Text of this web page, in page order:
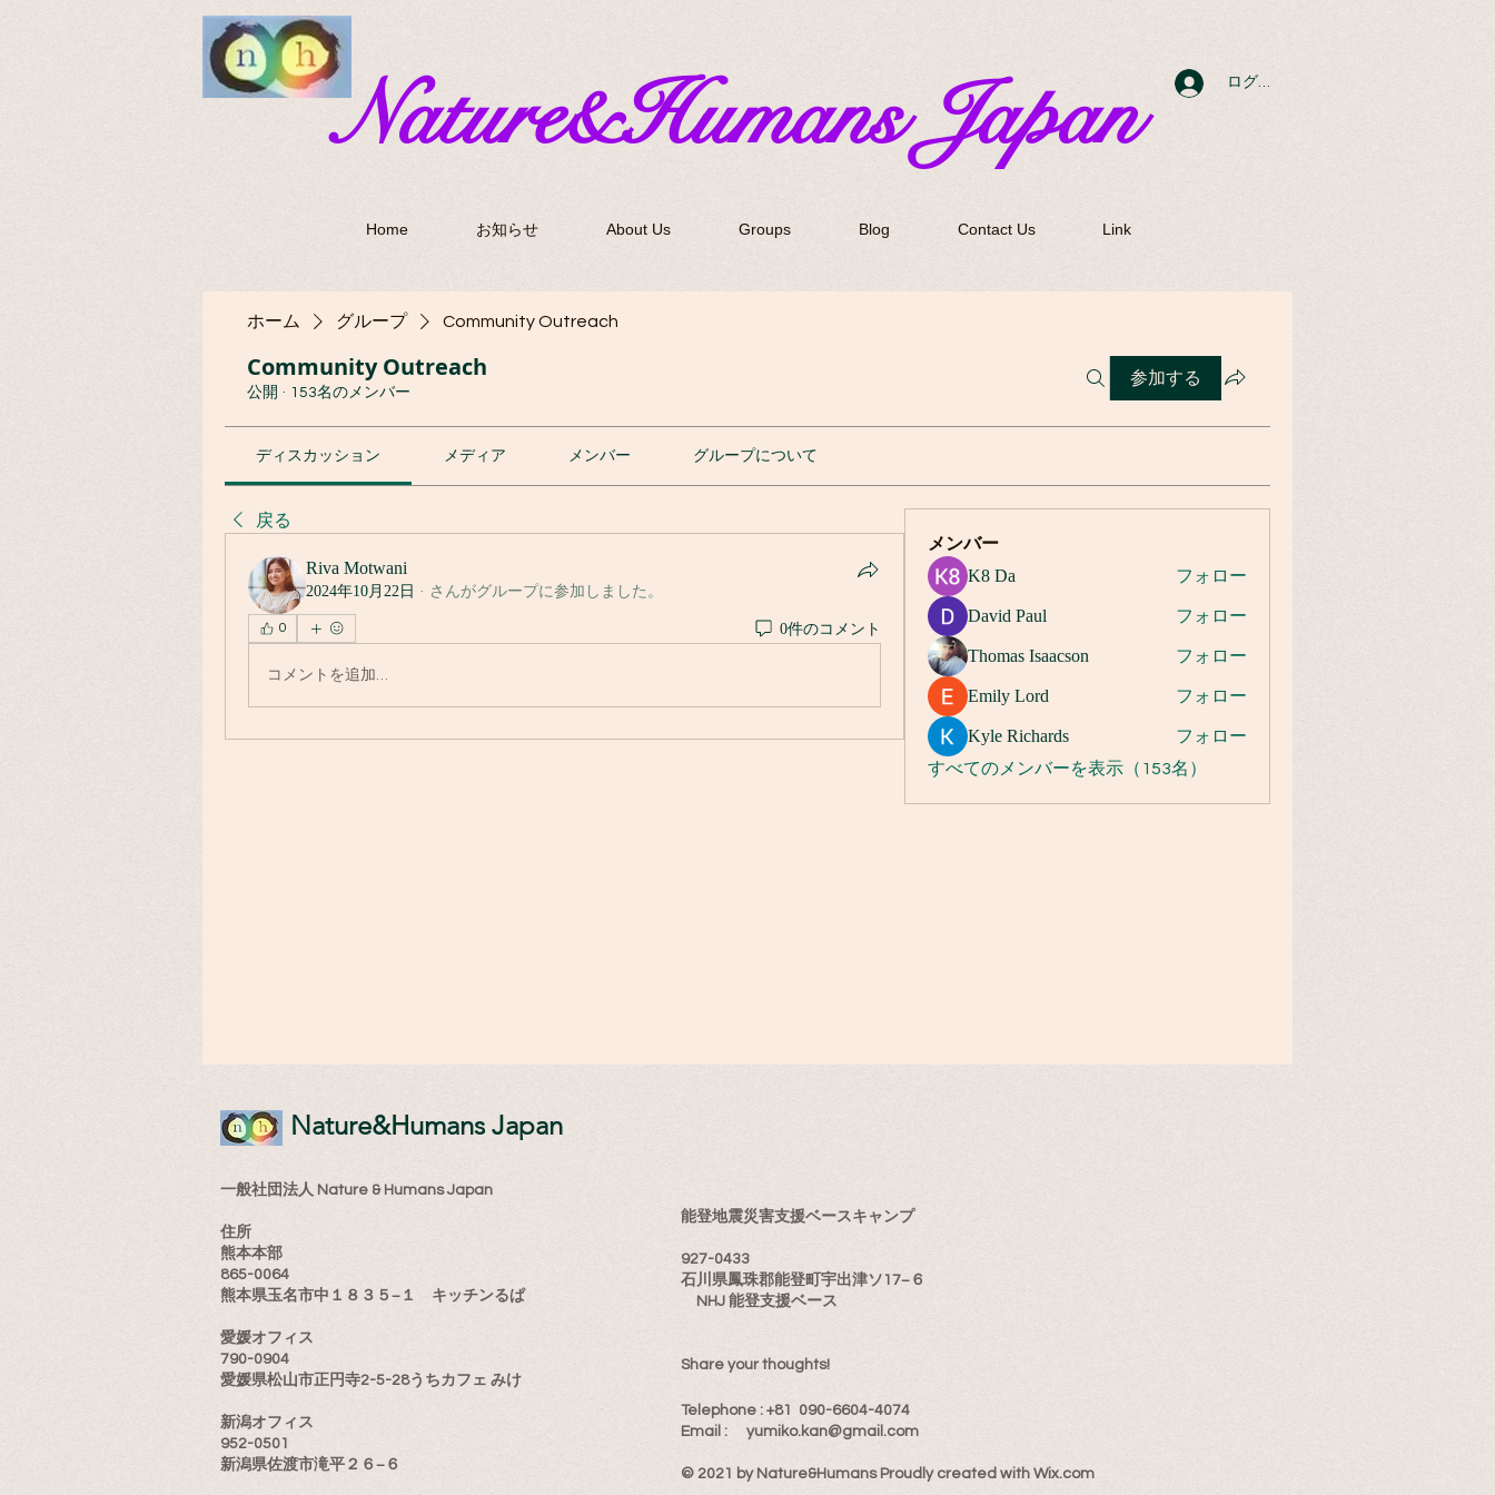
​Nature&Humans Japan ログイン
Home お知らせ About Us Groups Blog Contact Us Link
ホーム グループ Community Outreach
Community Outreach
公開 · 153名のメンバー
参加する
ディスカッション メディア メンバー グループについて
戻る
Riva Motwani
2024年10月22日 · さんがグループに参加しました。
0 0件のコメント
コメントを追加…
メンバー
K8 Da フォロー
David Paul フォロー
Thomas Isaacson フォロー
Emily Lord フォロー
Kyle Richards
フォロー
すべてのメンバーを表示（153名）
​Nature&Humans Japan
一般社団法人 Nature & Humans Japan
住所
熊本本部
865-0064
熊本県玉名市中１８３５−１ キッチンるぱ
愛媛オフィス
790-0904
愛媛県松山市正円寺2-5-28うちカフェ みけ
新潟オフィス
952-0501
新潟県佐渡市滝平２６−６
能登地震災害支援ベースキャンプ
927-0433
石川県鳳珠郡能登町宇出津ソ17−６
NHJ 能登支援ベース
Share your thoughts!
​Telephone : ​+81 090-6604-4074
Email : ​ yumiko.kan@gmail.com
© 2021 by Nature&Humans Proudly created with Wix.com